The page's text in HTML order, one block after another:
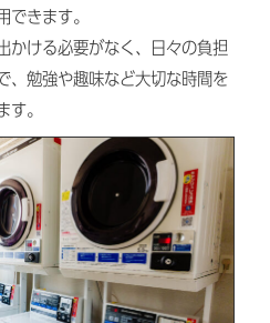
できます。
かける必要がなく、日々の負担
、勉強や趣味など大切な時間を
す。